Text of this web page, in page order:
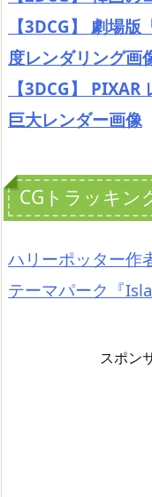
【3DCG】 劇場
度レンダリング画
【3DCG】
巨大レンダー画像
CGトラッキン
ハリーポッター作
テーマパーク『
スポン